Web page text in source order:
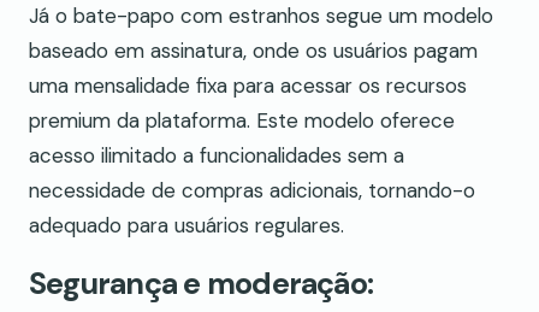
Já o bate-papo com estranhos segue um modelo
baseado em assinatura, onde os usuários pagam
uma mensalidade fixa para acessar os recursos
premium da plataforma. Este modelo oferece
acesso ilimitado a funcionalidades sem a
necessidade de compras adicionais, tornando-o
adequado para usuários regulares.
Segurança e moderação: